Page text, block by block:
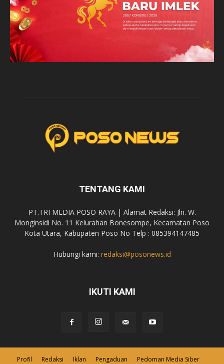
TENTANG KAMI
PT.TRI MEDIA POSO RAYA | Alamat Redaksi: Jln. W.
Monginsidi No. 11 Kelurahan Bonesompe, Kecamatan Poso
Kota Utara, Kabupaten Poso No Telp : 085394147485
Hubungi kami: redaksi@posonews.id
IKUTI KAMI
Profil Redaksi Iklan Pengaduan Pedoman Media Siber